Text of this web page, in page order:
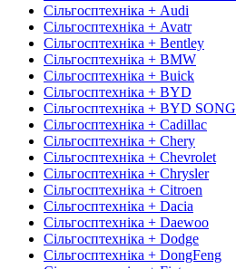
Сільгосптехніка + Audi
Сільгосптехніка + Avatr
Сільгосптехніка + Bentley
Сільгосптехніка + BMW
Сільгосптехніка + Buick
Сільгосптехніка + BYD
Сільгосптехніка + BYD SONG
Сільгосптехніка + Cadillac
Сільгосптехніка + Chery
Сільгосптехніка + Chevrolet
Сільгосптехніка + Chrysler
Сільгосптехніка + Citroen
Сільгосптехніка + Dacia
Сільгосптехніка + Daewoo
Сільгосптехніка + Dodge
Сільгосптехніка + DongFeng